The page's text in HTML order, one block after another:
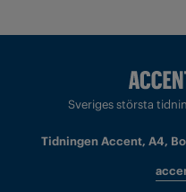
Sveriges största
Tidningen Accent, A4,